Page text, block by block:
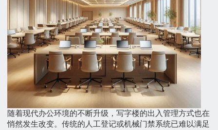
随着现代办公环境的不断升级，写字楼的出入管理方式也在
悄然发生改变。传统的人工登记或机械门禁系统已难以满足